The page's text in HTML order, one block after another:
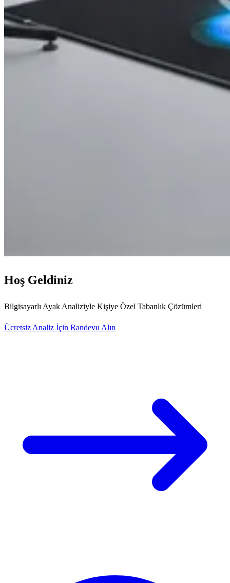
Hoş Geldiniz
Bilgisayarlı Ayak Analiziyle Kişiye Özel Tabanlık Çözümleri
Ücretsiz Analiz İçin Randevu Alın